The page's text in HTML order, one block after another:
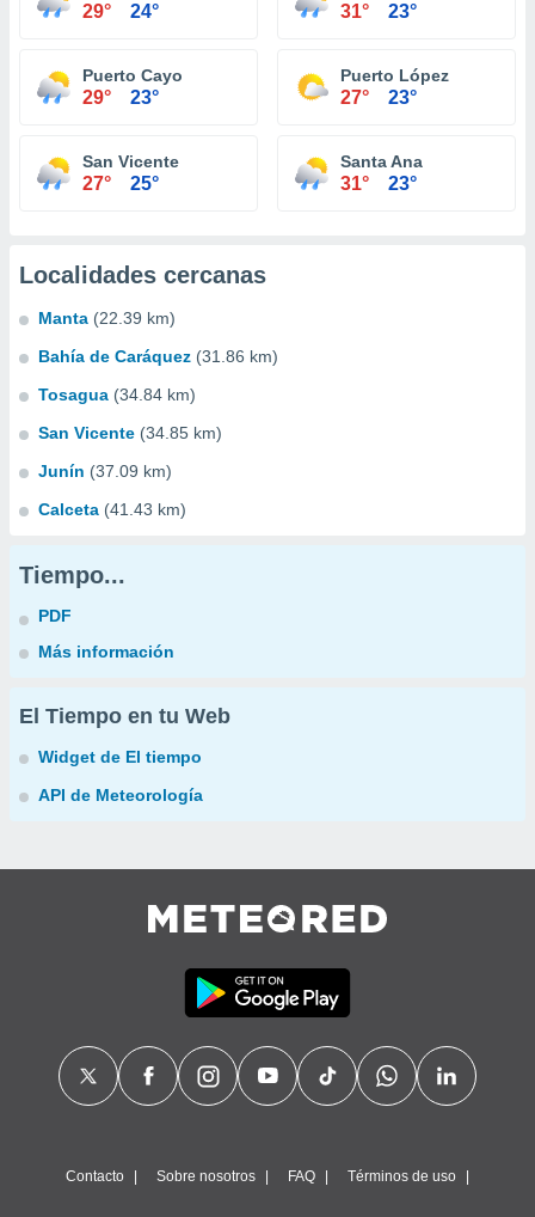
29° 24° 31° 23°
Puerto Cayo
29° 23°
Puerto López
27° 23°
San Vicente
27° 25°
Santa Ana
31° 23°
Localidades cercanas
Manta (22.39 km)
Bahía de Caráquez (31.86 km)
Tosagua (34.84 km)
San Vicente (34.85 km)
Junín (37.09 km)
Calceta (41.43 km)
Tiempo...
PDF
Más información
El Tiempo en tu Web
Widget de El tiempo
API de Meteorología
Contacto Sobre nosotros FAQ Términos de uso